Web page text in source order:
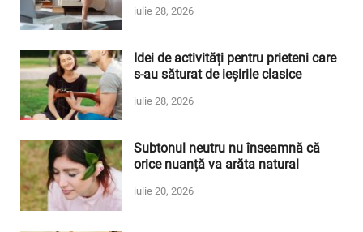
iulie 28, 2026
Idei de activități pentru prieteni care
s-au săturat de ieșirile clasice
iulie 28, 2026
Subtonul neutru nu înseamnă că
orice nuanță va arăta natural
iulie 20, 2026